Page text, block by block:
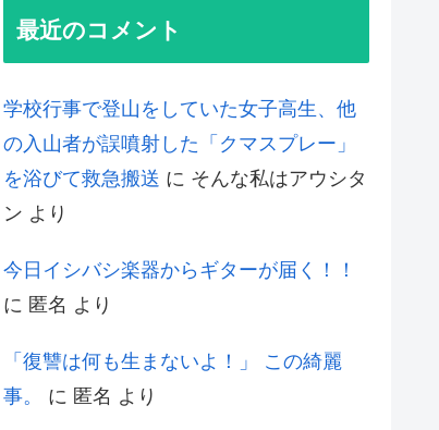
最近のコメント
学校行事で登山をしていた女子高生、他
の入山者が誤噴射した「クマスプレー」
を浴びて救急搬送 に そんな私はアウシタ
ン より
今日イシバシ楽器からギターが届く！！
に 匿名 より
「復讐は何も生まないよ！」 この綺麗
事。
に 匿名 より